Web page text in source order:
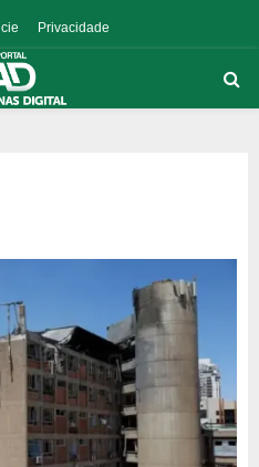
Privacidade